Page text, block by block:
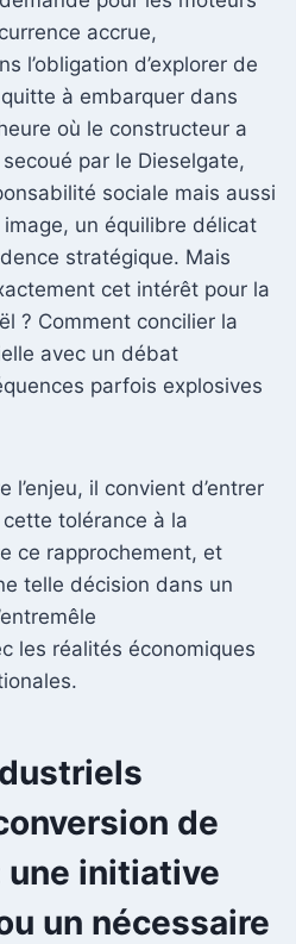
accrue,
l’obligation d’explorer de
à embarquer dans
où le constructeur a
par le Dieselgate,
sociale mais aussi
un équilibre délicat
stratégique. Mais
cet intérêt pour la
? Comment concilier la
avec un débat
parfois explosives
l’enjeu, il convient d’entrer
tolérance à la
ce rapprochement, et
telle décision dans un
les réalités économiques
de
une initiative
un nécessaire